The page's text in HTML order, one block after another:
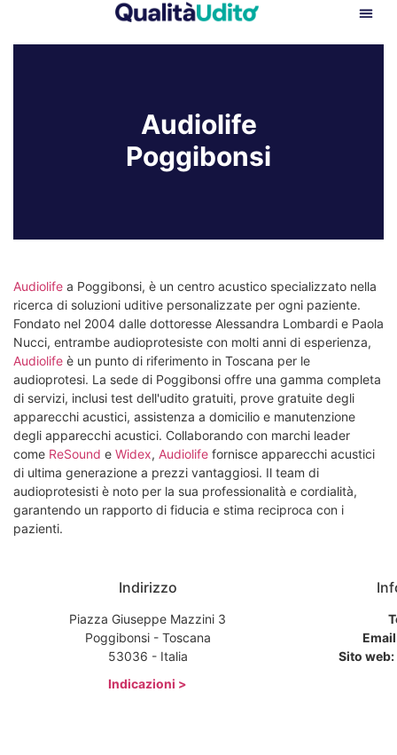
Audiolife
Poggibonsi
Audiolife a Poggibonsi, è un centro acustico specializzato nella
ricerca di soluzioni uditive personalizzate per ogni paziente.
Fondato nel 2004 dalle dottoresse Alessandra Lombardi e Paola
Nucci, entrambe audioprotesiste con molti anni di esperienza,
Audiolife è un punto di riferimento in Toscana per le
audioprotesi. La sede di Poggibonsi offre una gamma completa
di servizi, inclusi test dell'udito gratuiti, prove gratuite degli
apparecchi acustici, assistenza a domicilio e manutenzione
degli apparecchi acustici. Collaborando con marchi leader
come ReSound e Widex, Audiolife fornisce apparecchi acustici
di ultima generazione a prezzi vantaggiosi. Il team di
audioprotesisti è noto per la sua professionalità e cordialità,
garantendo un rapporto di fiducia e stima reciproca con i
pazienti.
Indirizzo
Piazza Giuseppe Mazzini 3
Poggibonsi - Toscana
53036 - Italia
Indicazioni >
Sito web: